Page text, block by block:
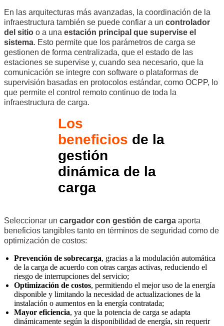
En las arquitecturas más avanzadas, la coordinación de la
infraestructura también se puede confiar a un controlador
del sitio o a una estación principal que supervise el
sistema. Esto permite que los parámetros de carga se
gestionen de forma centralizada, que el estado de las
estaciones se supervise y, cuando sea necesario, que la
comunicación se integre con software o plataformas de
supervisión basadas en protocolos estándar, como OCPP, lo
que permite el control remoto continuo de toda la
infraestructura de carga.
Los
beneficios de la
gestión
dinámica de la
carga
Seleccionar un cargador con gestión de carga aporta
beneficios tangibles tanto en términos de seguridad como de
optimización de costos:
Prevención de sobrecarga, gracias a la modulación automática
de la carga de acuerdo con otras cargas activas, reduciendo el
riesgo de interrupciones del servicio;
Optimización de costos, permitiendo el mejor uso de la energía
disponible y limitando la necesidad de actualizaciones de la
instalación o aumentos en la energía contratada;
Mayor eficiencia, ya que la potencia de carga se adapta
dinámicamente según la disponibilidad de energía, sin requerir